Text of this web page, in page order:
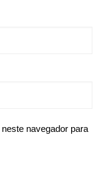
navegador para